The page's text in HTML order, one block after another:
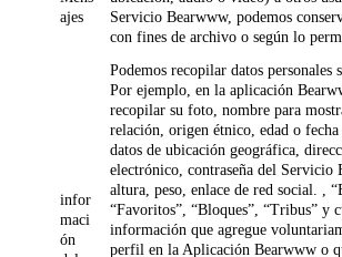
ajes
Servicio Bearwww, podemos
con fines de archivo o según lo
infor
maci
ón
Podemos recopilar datos personales
Por ejemplo, en la aplicación
recopilar su foto, nombre para
relación, origen étnico, edad o fecha
datos de ubicación geográfica,
electrónico, contraseña del Servicio
altura, peso, enlace de red social. ,
“Favoritos”, “Bloques”, “Tribus” y
información que agregue
perfil en la Aplicación Bearwww o